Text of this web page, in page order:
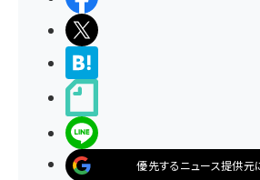
優先するニュース提供元